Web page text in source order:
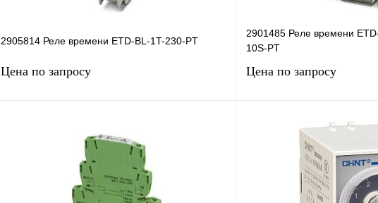
2905814 Реле времени ETD-BL-1T-230-PT
Цена по запросу
Сравнение
Под заказ
2901485 Реле времени
10S-PT
Цена по запросу
Запросить
Купить в 1 клик
В избранное